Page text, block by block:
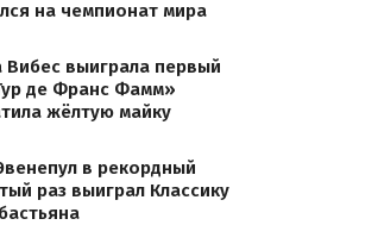
на чемпионат мира
Вибес выиграла первый
де Франс Фамм»
жёлтую майку
в рекордный
раз выиграл Классику